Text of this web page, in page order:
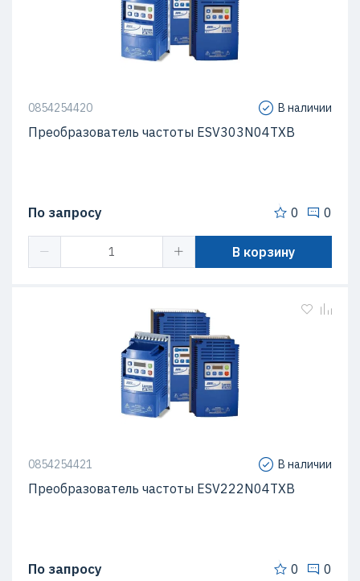
0854254420 В наличии
Преобразователь частоты ESV303N04TXB
По запросу 0 0
В корзину
0854254421 В наличии
Преобразователь частоты ESV222N04TXB
По запросу 0 0